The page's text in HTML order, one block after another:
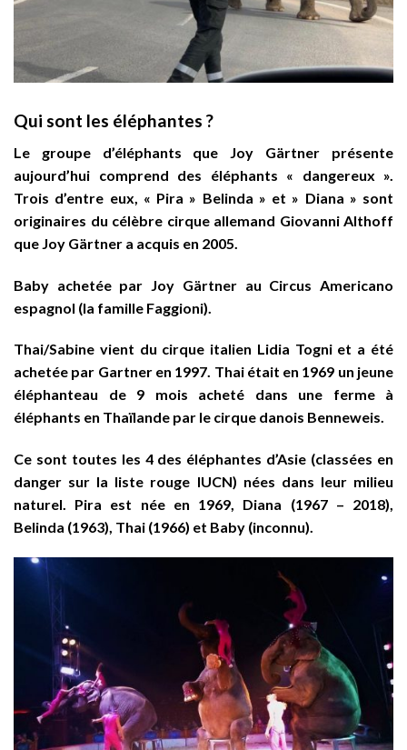
Qui sont les éléphantes ?
Le groupe d’éléphants que Joy Gärtner présente
aujourd’hui comprend des éléphants « dangereux ».
Trois d’entre eux, « Pira » Belinda » et » Diana » sont
originaires du célèbre cirque allemand Giovanni Althoff
que Joy Gärtner a acquis en 2005.
Baby achetée par Joy Gärtner au Circus Americano
espagnol (la famille Faggioni).
Thai/Sabine vient du cirque italien Lidia Togni et a été
achetée par Gartner en 1997. Thai était en 1969 un jeune
éléphanteau de 9 mois acheté dans une ferme à
éléphants en Thaïlande par le cirque danois Benneweis.
Ce sont toutes les 4 des éléphantes d’Asie (classées en
danger sur la liste rouge IUCN) nées dans leur milieu
naturel. Pira est née en 1969, Diana (1967 – 2018),
Belinda (1963), Thai (1966) et Baby (inconnu).